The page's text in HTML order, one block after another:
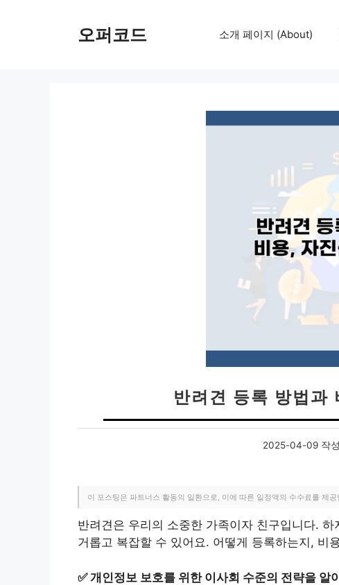
오퍼코드 소개 페이지 (About)
반려견 등록 방법과
2025-04-09 작
이 포스팅은 파트너스 활동의 일환으로, 이에 따른 일정액의 수수료를 제공
반려견은 우리의 소중한 가족이자 친구입니다.
거롭고 복잡할 수 있어요. 어떻게 등록하는지, 비
✅개인정보 보호를 위한 이사회 수준의 전략을 알